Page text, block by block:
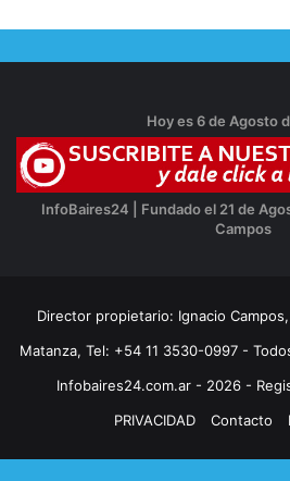
Hoy es 6 de Agosto
InfoBaires24 | Fundado el 21 de
Campos
Director propietario: Ignacio
Matanza, Tel: +54 11 3530-0997 -
Infobaires24.com.ar - 2026 -
PRIVACIDAD
Contacto